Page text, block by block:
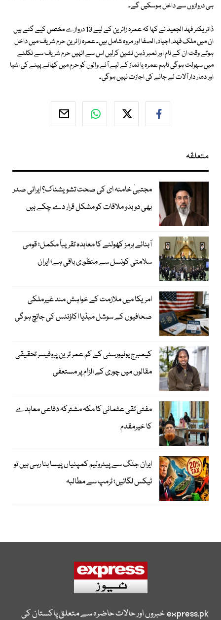
ہی دروازوں سے داخل ہوسکیں گے۔
ڈائریکٹر فہد الجعید نے کہا کہ عمرہ زائرین کے لیے 13 دروازے مختص کیے گئے ہیں
ان میں ملک فہد، اجیاد، الصفا اور مروہ شامل ہیں۔ عمرہ زائرین حرم شریف میں داخل
ہوتے وقت ان کے نام اور نمبر ذہن نشین کرلیں اس سے انہیں حرم شریف سے نکلنے
میں سہولت ہوگی تاہم عمرہ یا نماز کے لیے آنے والوں کو حرم میں کھانے پینے کی اشیا
اور دھار دار آلات لے جانے کی اجازت نہیں ہوگی۔
متعلقہ
مجتبیٰ خامنہ ای کی صحت تشویشناک؟ ایرانی صدر
بھی دوبدو ملاقات کو مشکل قرار دے چکے ہیں
آبنائے ہرمز کھولنے کا معاہدہ تقریباً مکمل؛ قومی
سلامتی کونسل سے منظوری باقی ہے؛ ایران
امریکا میں ملازمت کے خواہش مند غیرملکی
صحافیوں کے سوشل میڈیا اکاؤنٹس کی جانچ ہوگی
کیمبرج یونیورسٹی کے کم عمر ترین پروفیسر تحقیقی
مقالوں میں چوری کے الزام پر مستعفی
مفتی تقی عثمانی کا مکہ مشترکہ دفاعی معاہدے
کا خیرمقدم
ایران جنگ سے پیٹرولیم کمپنیاں پیسا بنا رہی ہیں تو
ٹیکس لگائیں؛ ٹرمپ سے مطالبہ
express.pkخبروں اور حالات حاضرہ سے متعلق پاکستان کی